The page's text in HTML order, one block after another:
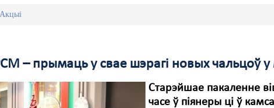
Акцыі
– прымаць у свае шэрагі новых чальцоў у
Старэйшае пакаленне
часе ў піянеры ці ў